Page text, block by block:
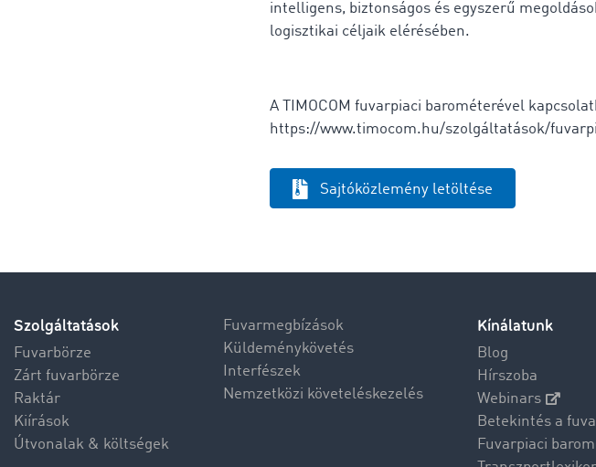
intelligens, biztonságos és egyszerű
logisztikai céljaik elérésében.
A TIMOCOM fuvarpiaci barométerével
https://www.timocom.hu/szolgáltatások/
Sajtóközlemény letöltése
Szolgáltatások
Fuvarbörze
Zárt fuvarbörze
Raktár
Kiírások
Útvonalak & költségek
Fuvarmegbízások
Küldeménykövetés
Interfészek
Nemzetközi követeléskezelés
Kínálatunk
Blog
Hírszoba
Webinars
Betekintés a
Fuvarpiaci